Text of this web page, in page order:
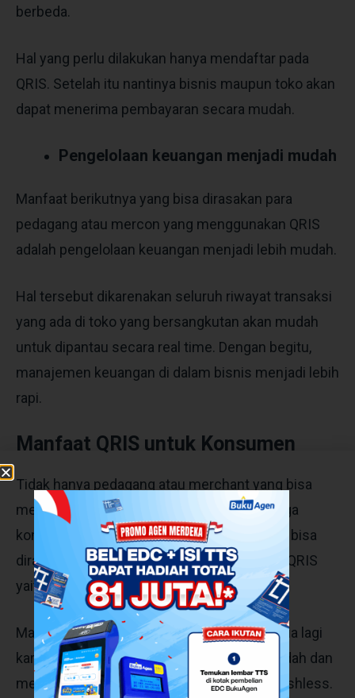
berbeda.
Hal yang perlu dilakukan hanya mendaftar pada
QRIS. Setelah itu nantinya bisnis maupun toko akan
dapat menerima pembayaran secara mudah.
Pengelolaan keuangan menjadi mudah
Manfaat berikutnya yang bisa dirasakan para
pedagang atau mercon yang menggunakan QRIS
adalah pengelolaan keuangan menjadi lebih mudah.
Hal tersebut dikarenakan seluruh riwayat transaksi
yang ada di toko yang bersangkutan akan mudah
untuk dipantau secara real time. Dengan begitu,
manajemen keuangan di dalam bisnis menjadi lebih
rapi.
Manfaat QRIS untuk Konsumen
Tidak hanya pedagang atau merchant yang bisa
merasakan manfaat dari QRIS melainkan juga
konsumen. Adapun beberapa manfaat yang bisa
dirasakan oleh konsumen dari penggunaan QRIS
yaitu transaksi menjadi cepat dan mudah.
Manfaat yang satu ini memang bukan rahasia lagi
karena keberadaan QRIS dapat mempermudah dan
mempercepat transaksi dengan metode cashless.